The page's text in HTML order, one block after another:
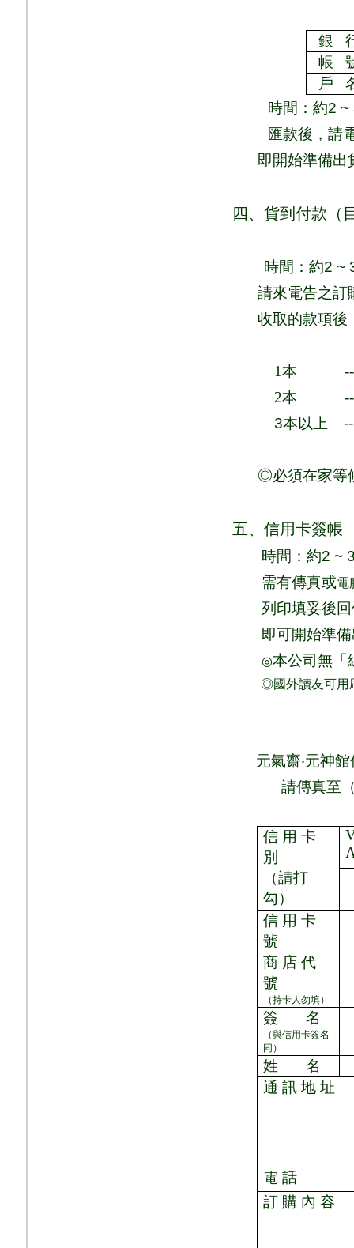
銀
帳
戶
時間： 約2 ~
匯款後，請
即開始準備出
四、貨到付款（
時間： 約2 ~
請來電告之訂
收取的款項後
1本
2本
3本以上
◎必須在家等
五、信用卡簽帳
時間： 約2 ~
需有傳真或電
列印填妥後
即可開始準
◎本公司無「
◎國外讀友可用
元氣齋‧元神館
請傳真至
信 用 卡
別
（請打
勾）
信 用 卡
號
商 店 代
號
（持卡人勿填）
簽 名
（與信用卡簽名
同）
姓
名
通 訊 地 址
電 話
訂 購 內 容